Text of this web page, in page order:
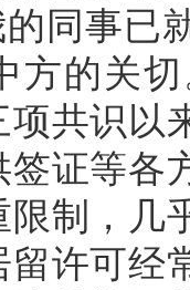
同事已
方的关
项共识以
证等各
制，几
许可经